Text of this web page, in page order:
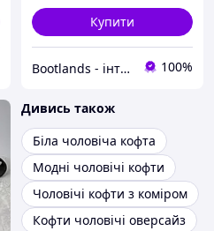
Купити
Bootlands - інтернет-магазин взуття та одягу 100%
Дивись також
Біла чоловіча кофта
Модні чоловічі кофти
Чоловічі кофти з коміром
Кофти чоловічі оверсайз